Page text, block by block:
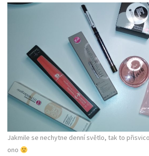
Jakmile se nechytne denní světlo, tak to
ono